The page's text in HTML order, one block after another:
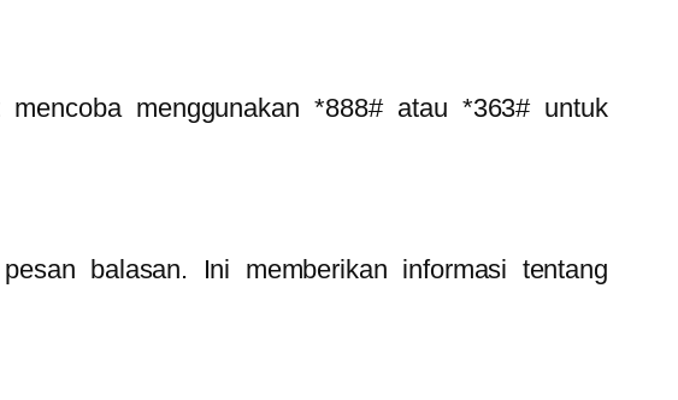
menggunakan *888# atau *363# untuk
balasan. Ini memberikan informasi tentang